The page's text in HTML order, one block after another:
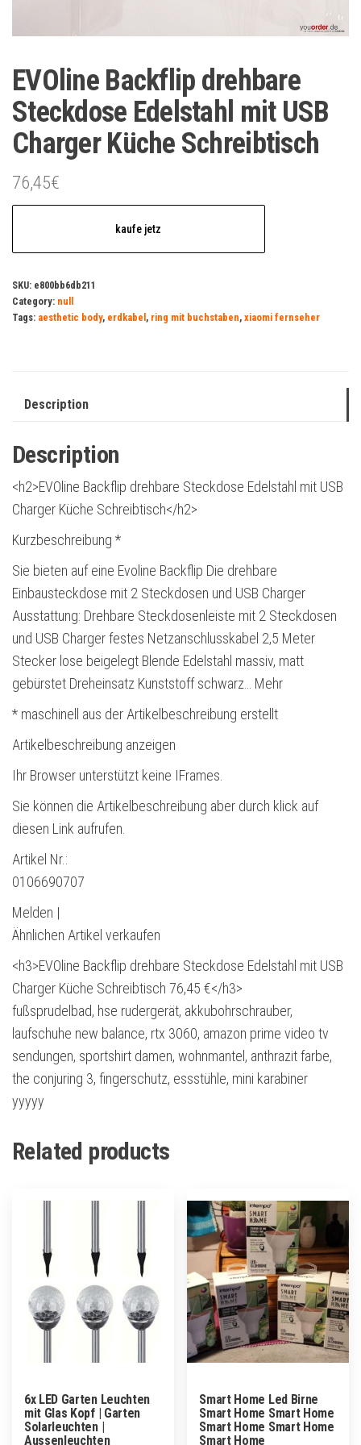
EVOline Backflip drehbare
Steckdose Edelstahl mit USB
Charger Küche Schreibtisch
76,45€
kaufe jetz
SKU: e800bb6db211
Category: null
Tags: aesthetic body, erdkabel , ring mit buchstaben, xiaomi fernseher
Description
Description
<h2>EVOline Backflip drehbare Steckdose Edelstahl mit USB
Charger Küche Schreibtisch</h2>
Kurzbeschreibung *
Sie bieten auf eine Evoline Backflip Die drehbare
Einbausteckdose mit 2 Steckdosen und USB Charger
Ausstattung: Drehbare Steckdosenleiste mit 2 Steckdosen
und USB Charger festes Netzanschlusskabel 2,5 Meter
Stecker lose beigelegt Blende Edelstahl massiv, matt
gebürstet Dreheinsatz Kunststoff schwarz… Mehr
* maschinell aus der Artikelbeschreibung erstellt
Artikelbeschreibung anzeigen
Ihr Browser unterstützt keine IFrames.
Sie können die Artikelbeschreibung aber durch klick auf
diesen Link aufrufen.
Artikel Nr.:
0106690707
Melden |
Ähnlichen Artikel verkaufen
<h3>EVOline Backflip drehbare Steckdose Edelstahl mit USB
Charger Küche Schreibtisch 76,45 €</h3>
fußsprudelbad, hse rudergerät, akkubohrschrauber,
laufschuhe new balance, rtx 3060, amazon prime video tv
sendungen, sportshirt damen, wohnmantel, anthrazit farbe,
the conjuring 3, fingerschutz, essstühle, mini karabiner
yyyyy
Related products
6x LED Garten Leuchten
mit Glas Kopf | Garten
Solarleuchten |
Aussenleuchten
Smart Home Led Birne
Smart Home Smart Home
Smart Home Smart Home
Smart Home